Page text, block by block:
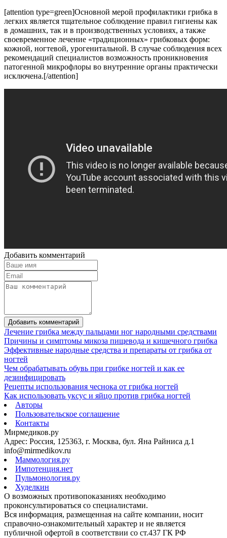
[attention type=green]Основной мерой профилактики грибка в
легких является тщательное соблюдение правил гигиены как
в домашних, так и в производственных условиях, а также
своевременное лечение «традиционных» грибковых форм:
кожной, ногтевой, урогенитальной. В случае соблюдения всех
рекомендаций специалистов возможность проникновения
патогенной микрофлоры во внутренние органы практически
исключена.[/attention]
Добавить комментарий
Добавить комментарий
Лечение грибка между пальцами ног народными средствами
Причины и симптомы микоза пищевода и кишечного грибка
Эффективные народные средства и препараты от грибка от
ногтей
Чем обрабатывать обувь при грибке ногтей и как ее
дезинфицировать
Рецепты использования чеснока от грибка ногтей
Как использовать уксус и яйцо против грибка ногтей
Авторы
Пользовательское соглашение
Контакты
Мирмедиков.ру
Адрес: Россия, 125363, г. Москва, бул. Яна Райниса д.1
info@mirmedikov.ru
Маммология.ру
Импотенция.нет
Пульмонология.ру
Худелкин
О возможных противопоказаниях необходимо
проконсультироваться со специалистами.
Вся информация, размещенная на сайте компании, носит
справочно-ознакомительный характер и не является
публичной офертой в соответствии со ст.437 ГК РФ